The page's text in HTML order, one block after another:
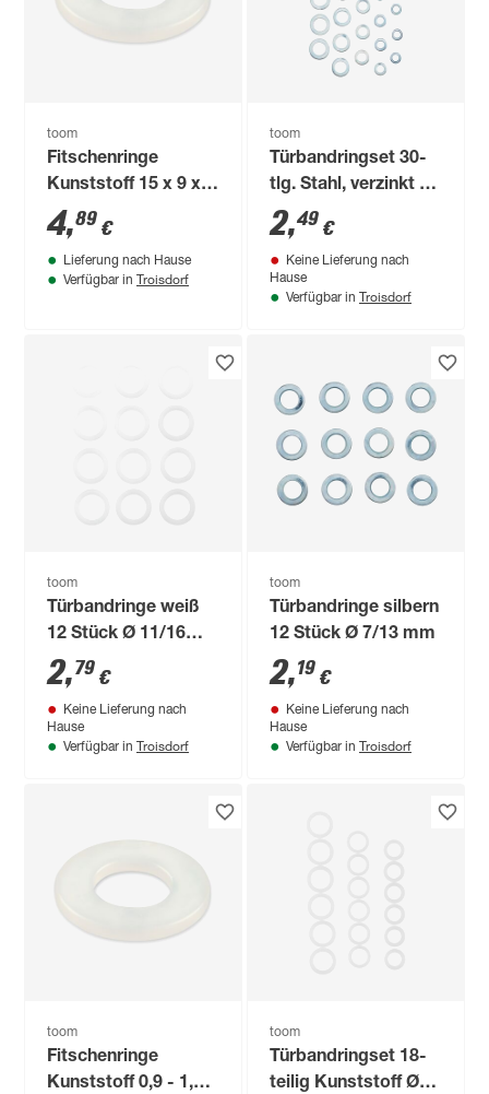
toom
Fitschenringe
Kunststoff 15 x 9 x 2
mm 20 Stück
4,89 €
Lieferung nach Hause
Verfügbar in Troisdorf
toom
Türbandringset 30-
tlg. Stahl, verzinkt Ø
5/10 - 11/18 mm
2,49 €
Keine Lieferung nach
Hause
Verfügbar in Troisdorf
toom
Türbandringe weiß
12 Stück Ø 11/16
mm
2,79 €
Keine Lieferung nach
Hause
Verfügbar in Troisdorf
toom
Türbandringe silbern
12 Stück Ø 7/13 mm
2,19 €
Keine Lieferung nach
Hause
Verfügbar in Troisdorf
toom
Fitschenringe
Kunststoff 0,9 - 1,3
toom
Türbandringset 18-
teilig Kunststoff Ø